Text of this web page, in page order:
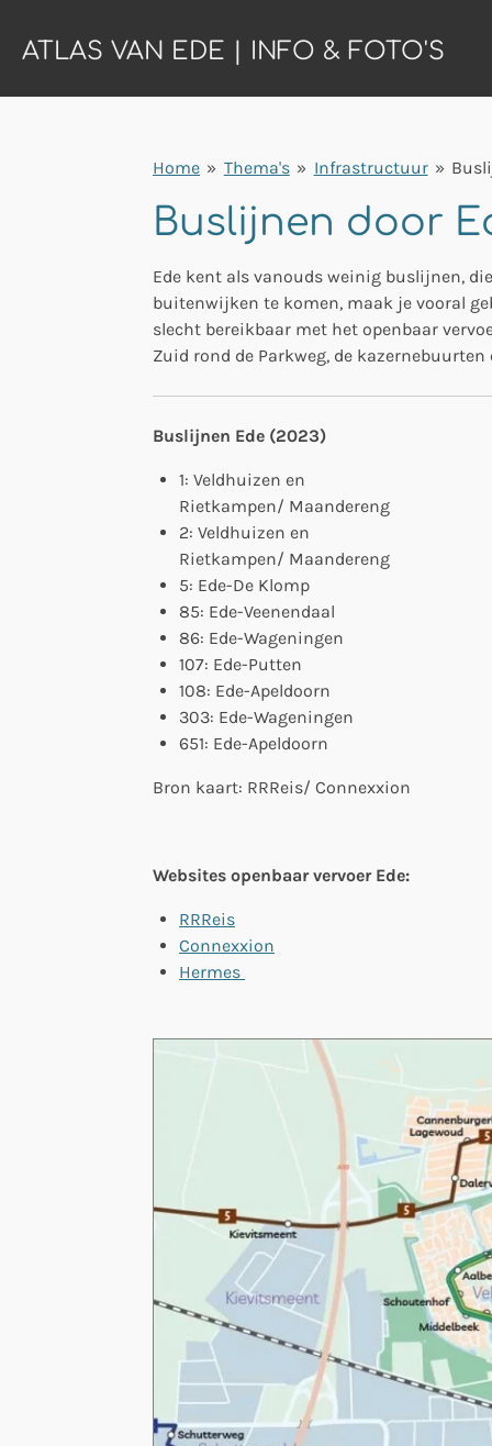
direct
de
ATLAS VAN EDE | INFO & FOTO'S
Home » Thema's » Infrastructuur »
Buslijnen door
Ede kent als vanouds weinig buslijnen,
buitenwijken te komen, maak je vooral
slecht bereikbaar met het openbaar
Zuid rond de Parkweg, de
Buslijnen Ede (2023)
1: Veldhuizen en
Rietkampen/ Maandereng
2: Veldhuizen en
Rietkampen/ Maandereng
5: Ede-De Klomp
85: Ede-Veenendaal
86: Ede-Wageningen
107: Ede-Putten
108: Ede-Apeldoorn
303: Ede-Wageningen
651: Ede-Apeldoorn
Bron kaart: RRReis/ Connexxion
Websites openbaar vervoer Ede:
RRReis
Connexxion
Hermes